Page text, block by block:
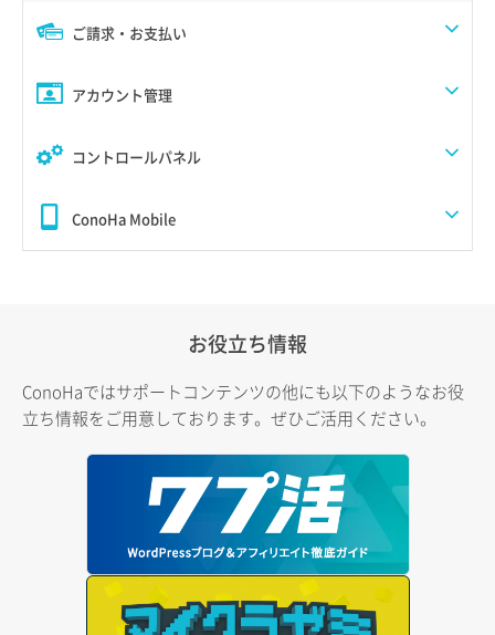
ご請求・お支払い
アカウント管理
コントロールパネル
ConoHa Mobile
お役立ち情報
ConoHaではサポートコンテンツの他にも以下のようなお役
立ち情報をご用意しております。ぜひご活用ください。